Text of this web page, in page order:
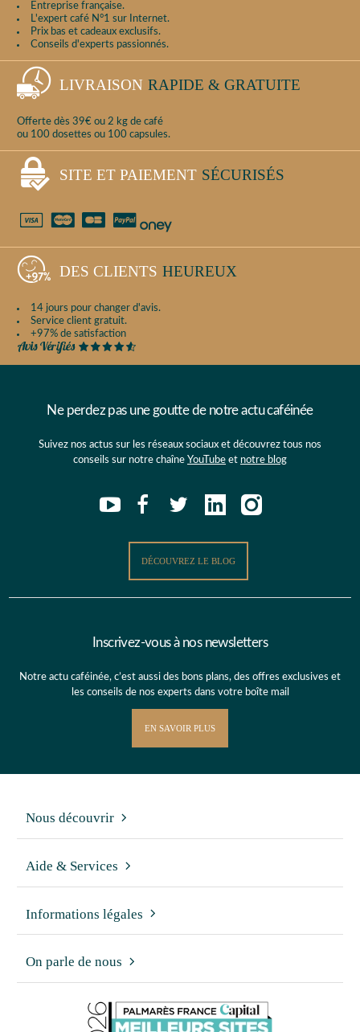
Entreprise française.
L'expert café N°1 sur Internet.
Prix bas et cadeaux exclusifs.
Conseils d'experts passionnés.
LIVRAISON RAPIDE & GRATUITE
Offerte dès 39€ ou 2 kg de café
ou 100 dosettes ou 100 capsules.
SITE ET PAIEMENT SÉCURISÉS
DES CLIENTS HEUREUX
14 jours pour changer d'avis.
Service client gratuit.
+97% de satisfaction
Ne perdez pas une goutte de notre actu caféinée
Suivez nos actus sur les réseaux sociaux et découvrez tous nos
conseils sur notre chaîne YouTube et notre blog
DÉCOUVREZ LE BLOG
Inscrivez-vous à nos newsletters
Notre actu caféinée, c’est aussi des bons plans, des offres exclusives et
les conseils de nos experts dans votre boîte mail
EN SAVOIR PLUS
Nous découvrir
Aide & Services
Informations légales
On parle de nous